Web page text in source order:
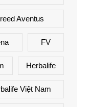
Aventus
FV
Herbalife
Việt Nam